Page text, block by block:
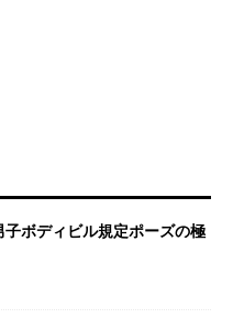
ボディビル規定ポーズの極